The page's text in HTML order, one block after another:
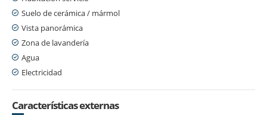
Suelo de cerámica / mármol
Vista panorámica
Zona de lavandería
Agua
Electricidad
Características externas